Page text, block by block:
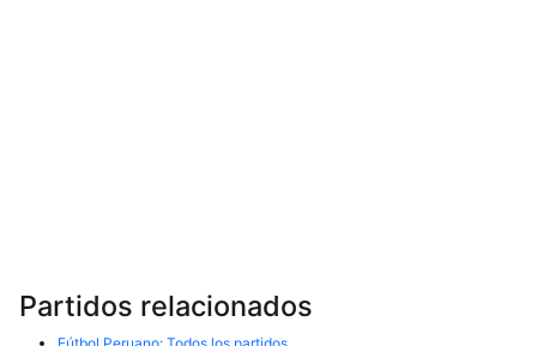
Partidos relacionados